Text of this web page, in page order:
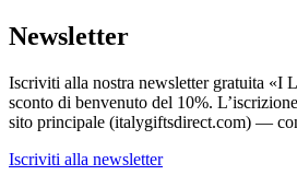
Newsletter
Iscriviti alla nostra newsletter gratuita «I
sconto di benvenuto del 10%.
sito principale (italygiftsdirect.com) —
Iscriviti alla newsletter